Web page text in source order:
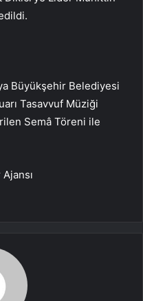
Büyükşehir Belediyesi
Tasavvuf Müziği
Semâ Töreni ile